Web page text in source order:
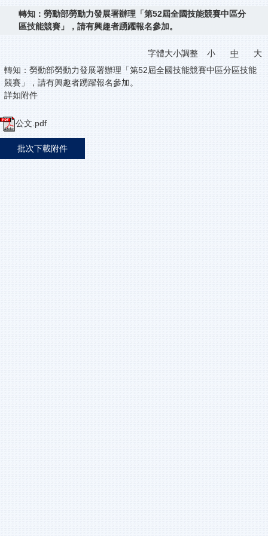
轉知：勞動部勞動力發展署辦理「第52屆全國技能競賽中區分
區技能競賽」，請有興趣者踴躍報名參加。
字體大小調整 小 中
大
轉知：勞動部勞動力發展署辦理「第52屆全國技能競賽中區分區技能
競賽」，請有興趣者踴躍報名參加。
詳如附件
公文.pdf
批次下載附件